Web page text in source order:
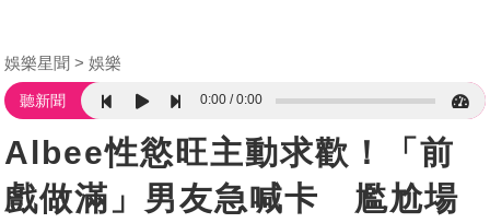
娛樂星聞 娛樂
聽新聞 0:00 0:00
Albee性慾旺主動求歡！「前
戲做滿」男友急喊卡 尷尬場